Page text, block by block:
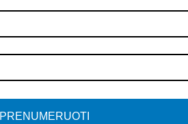
PRENUMERUOTI